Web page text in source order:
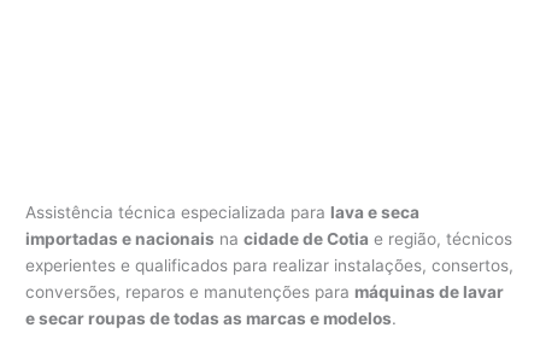
Assistência técnica especializada para lava e seca
importadas e nacionais nacidade de Cotia e região, técnicos
experientes e qualificados para realizar instalações, consertos,
conversões, reparos e manutenções para máquinas de lavar
e secar roupas de todas as marcas e modelos.